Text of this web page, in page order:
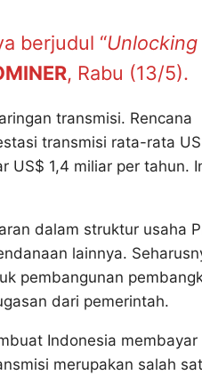
berjudul “Unlocking
, Rabu (13/5).
transmisi. Rencana
transmisi rata-rata
US$ 1,4 miliar per tahun.
dalam struktur usaha
lainnya.
pembangunan
dari pemerintah.
Indonesia membayar
merupakan salah